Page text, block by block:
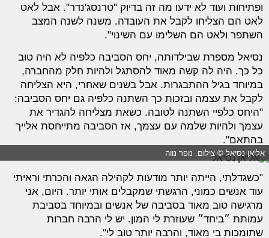
ופתיחות ועוד לא ידעו מה זה בדיוק "טרנסג'נדר". אבל לאט
לאט הם הצליחו לקבל את העובדה. משנה לשנה המצב
השתפר ולאט הם השלימו עם השינוי".
נסיאל מספרת שבילדותה, יחס הסביבה כלפיה לא היה טוב
כל כך. היה לה קשה מאוד להסתגל ולהיות חלק מהחברה,
במיוחד בגיל ההתבגרות. אבל בשנים שאחרי, היא הצליחה
לקבל את עצמה ובזכות כך השתנה כלפיה גם יחס הסביבה:
"היחס כלפיי השתנה לטובה. כשאת מצליחה להגדיר את
עצמך ולהיות שלמה עם עצמך, אז הסביבה מתייחסת אלייך
בהתאם".
אליאן נסיאל © צילום: נופר נווה
"כשגדלתי, הייתה יותר מודעות לקהילה הגאה והכרתי וראיתי
עוד אנשים כמוני, הרגשתי שמקבלים אותי יותר. היום, אני
מרגישה טוב מאוד בסביבה של אנשים ובמיוחד בסביבת
עמותת ״ביחד״ שעוזרת לי המון. יש לי הרבה חברות
שתומכות בי מאוד, והרבה יותר טוב לי".